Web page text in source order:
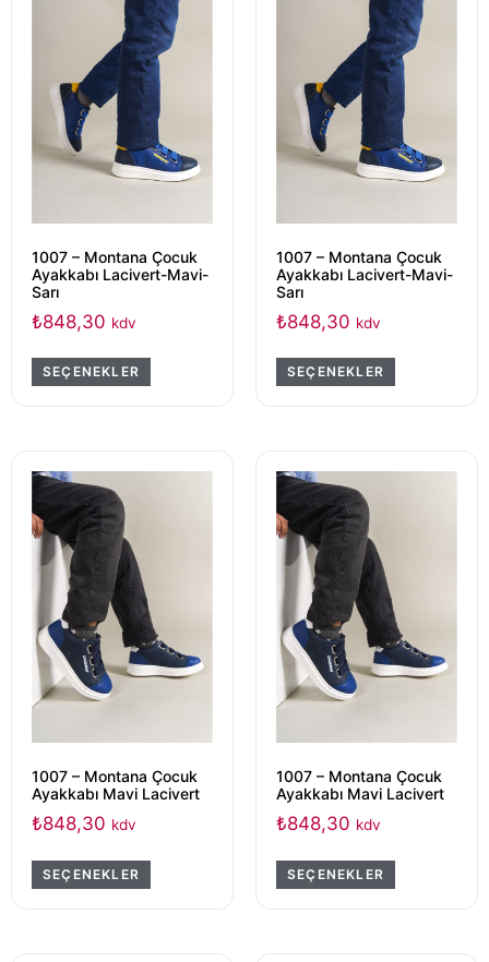
1007 – Montana Çocuk
Ayakkabı Lacivert-Mavi-
Sarı
₺848,30 kdv
SEÇENEKLER
1007 – Montana Çocuk
Ayakkabı Lacivert-Mavi-
Sarı
₺848,30 kdv
SEÇENEKLER
1007 – Montana Çocuk
Ayakkabı Mavi Lacivert
₺848,30 kdv
SEÇENEKLER
1007 – Montana Çocuk
Ayakkabı Mavi Lacivert
₺848,30 kdv
SEÇENEKLER